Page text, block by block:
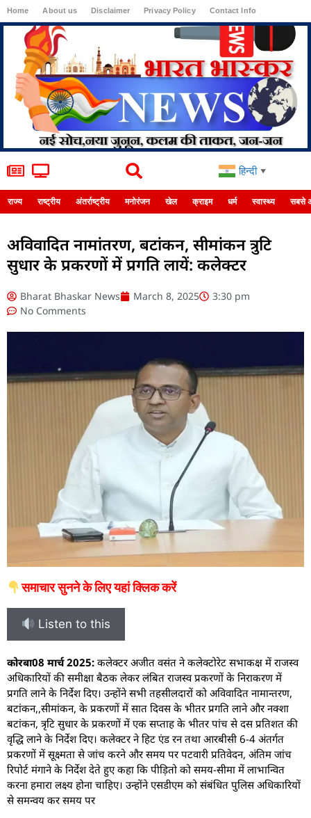
Home About us Disclaimer Privacy Policy Contact Info
हिन्दी ▼
राज्य राष्ट्रीय अंतर्राष्ट्रीय मनोरंजन खेल क्राइम धर्म स्वास्थ्य सबसे
अविवादित नामांतरण, बटांकन, सीमांकन त्रुटि
सुधार के प्रकरणों में प्रगति लायें: कलेक्टर
Bharat Bhaskar News March 8, 2025
3:30 pm
No Comments
समाचार सुनने के लिए यहां क्लिक करें
Listen to this
कोरबा08 मार्च 2025: कलेक्टर अजीत वसंत ने कलेक्टोरेट सभाकक्ष में राजस्व
अधिकारियों की समीक्षा बैठक लेकर लंबित राजस्व प्रकरणों के निराकरण में
प्रगति लाने के निर्देश दिए। उन्होंने सभी तहसीलदारों को अविवादित नामान्तरण,
बटांकन,,सीमांकन, के प्रकरणों में सात दिवस के भीतर प्रगति लाने और नक्शा
बटांकन, त्रृटि सुधार के प्रकरणों में एक सप्ताह के भीतर पांच से दस प्रतिशत की
वृद्धि लाने के निर्देश दिए। कलेक्टर ने हिट एंड रन तथा आरबीसी 6-4 अंतर्गत
प्रकरणों में सूक्ष्मता से जांच करने और समय पर पटवारी प्रतिवेदन, अंतिम जांच
रिपोर्ट मंगाने के निर्देश देते हुए कहा कि पीड़ितो को समय-सीमा में लाभान्वित
करना हमारा लक्ष्य होना चाहिए। उन्होंने एसडीएम को संबंधित पुलिस अधिकारियों
से समन्वय कर समय पर